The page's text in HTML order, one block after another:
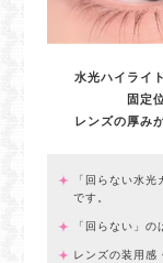
水光ハイライ
固定
レンズの厚み
「回らない水
です。
「回らない」
レンズの装用感